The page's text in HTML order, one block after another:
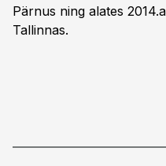
Pärnus ning alates
Tallinnas.